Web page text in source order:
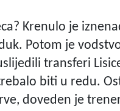
Krenulo je
Potom je
transferi
biti u redu.
doveden je